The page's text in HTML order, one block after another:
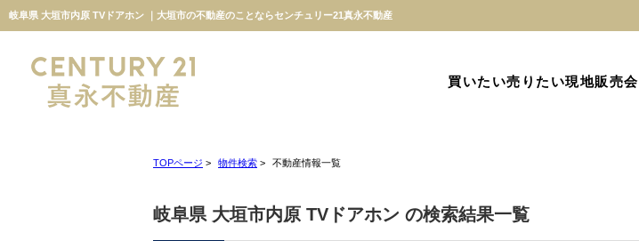
岐阜県 大垣市内原 TVドアホン ｜大垣市の不動産のことならセンチュリー21真永不動産
買いたい売りたい現地販売会
TOPページ > 物件検索 > 不動産情報一覧
岐阜県 大垣市内原 TVドアホン の検索結果一覧